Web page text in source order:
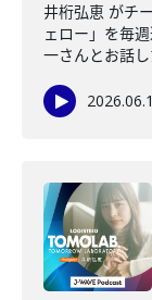
井桁弘恵 がチ
ェロー」を毎
一さんとお話